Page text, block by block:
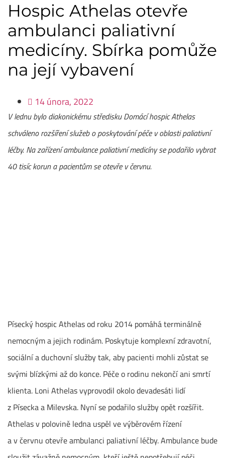
Hospic Athelas otevře
ambulanci paliativní
medicíny. Sbírka pomůže
na její vybavení
14 února, 2022
V lednu bylo diakonickému středisku Domácí hospic Athelas
schváleno rozšíření služeb o poskytování péče v oblasti paliativní
léčby. Na zařízení ambulance paliativní medicíny se podařilo vybrat
40 tisíc korun a pacientům se otevře v červnu.
Písecký hospic Athelas od roku 2014 pomáhá terminálně
nemocným a jejich rodinám. Poskytuje komplexní zdravotní,
sociální a duchovní služby tak, aby pacienti mohli zůstat se
svými blízkými až do konce. Péče o rodinu nekončí ani smrtí
klienta. Loni Athelas vyprovodil okolo devadesáti lidí
z Písecka a Milevska. Nyní se podařilo služby opět rozšířit.
Athelas v polovině ledna uspěl ve výběrovém řízení
a v červnu otevře ambulanci paliativní léčby. Ambulance bude